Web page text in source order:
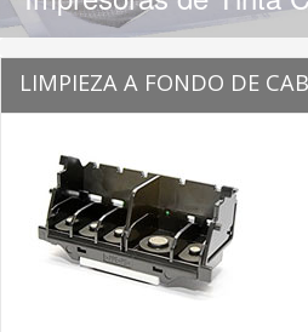
LIMPIEZA A FONDO DE